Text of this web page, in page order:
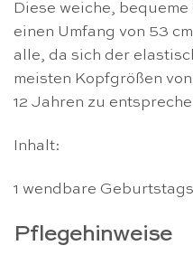
Diese weiche,
einen Umfang von 53
alle, da sich der
meisten Kopfgrößen
12 Jahren zu
Inhalt:
1 wendbare
Pflegehinweise